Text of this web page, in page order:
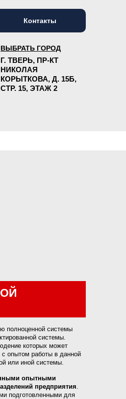
Контакты
ВЫБРАТЬ ГОРОД
Г. ТВЕРЬ, ПР-КТ
НИКОЛАЯ
КОРЫТКОВА, Д. 15Б,
СТР. 15, ЭТАЖ 2
полноценной системы
системы.
которых может
опытом работы в данной
или иной системы.
опытными
предприятия.
подготовленными для